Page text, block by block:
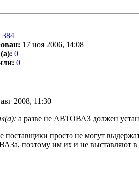
384
17 ноя 2006, 14:08
0
0
2008, 11:30
а разве не АВТОВАЗ должен
просто не могут
поэтому им их и не выставляют